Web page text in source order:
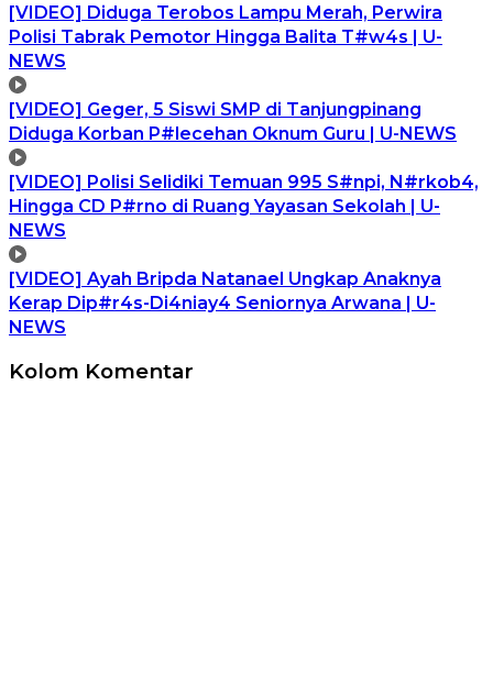
[VIDEO] Diduga Terobos Lampu Merah, Perwira
Polisi Tabrak Pemotor Hingga Balita T#w4s | U-
NEWS
[VIDEO] Geger, 5 Siswi SMP di Tanjungpinang
Diduga Korban P#lecehan Oknum Guru | U-NEWS
[VIDEO] Polisi Selidiki Temuan 995 S#npi, N#rkob4,
Hingga CD P#rno di Ruang Yayasan Sekolah | U-
NEWS
[VIDEO] Ayah Bripda Natanael Ungkap Anaknya
Kerap Dip#r4s-Di4niay4 Seniornya Arwana | U-
NEWS
Kolom Komentar